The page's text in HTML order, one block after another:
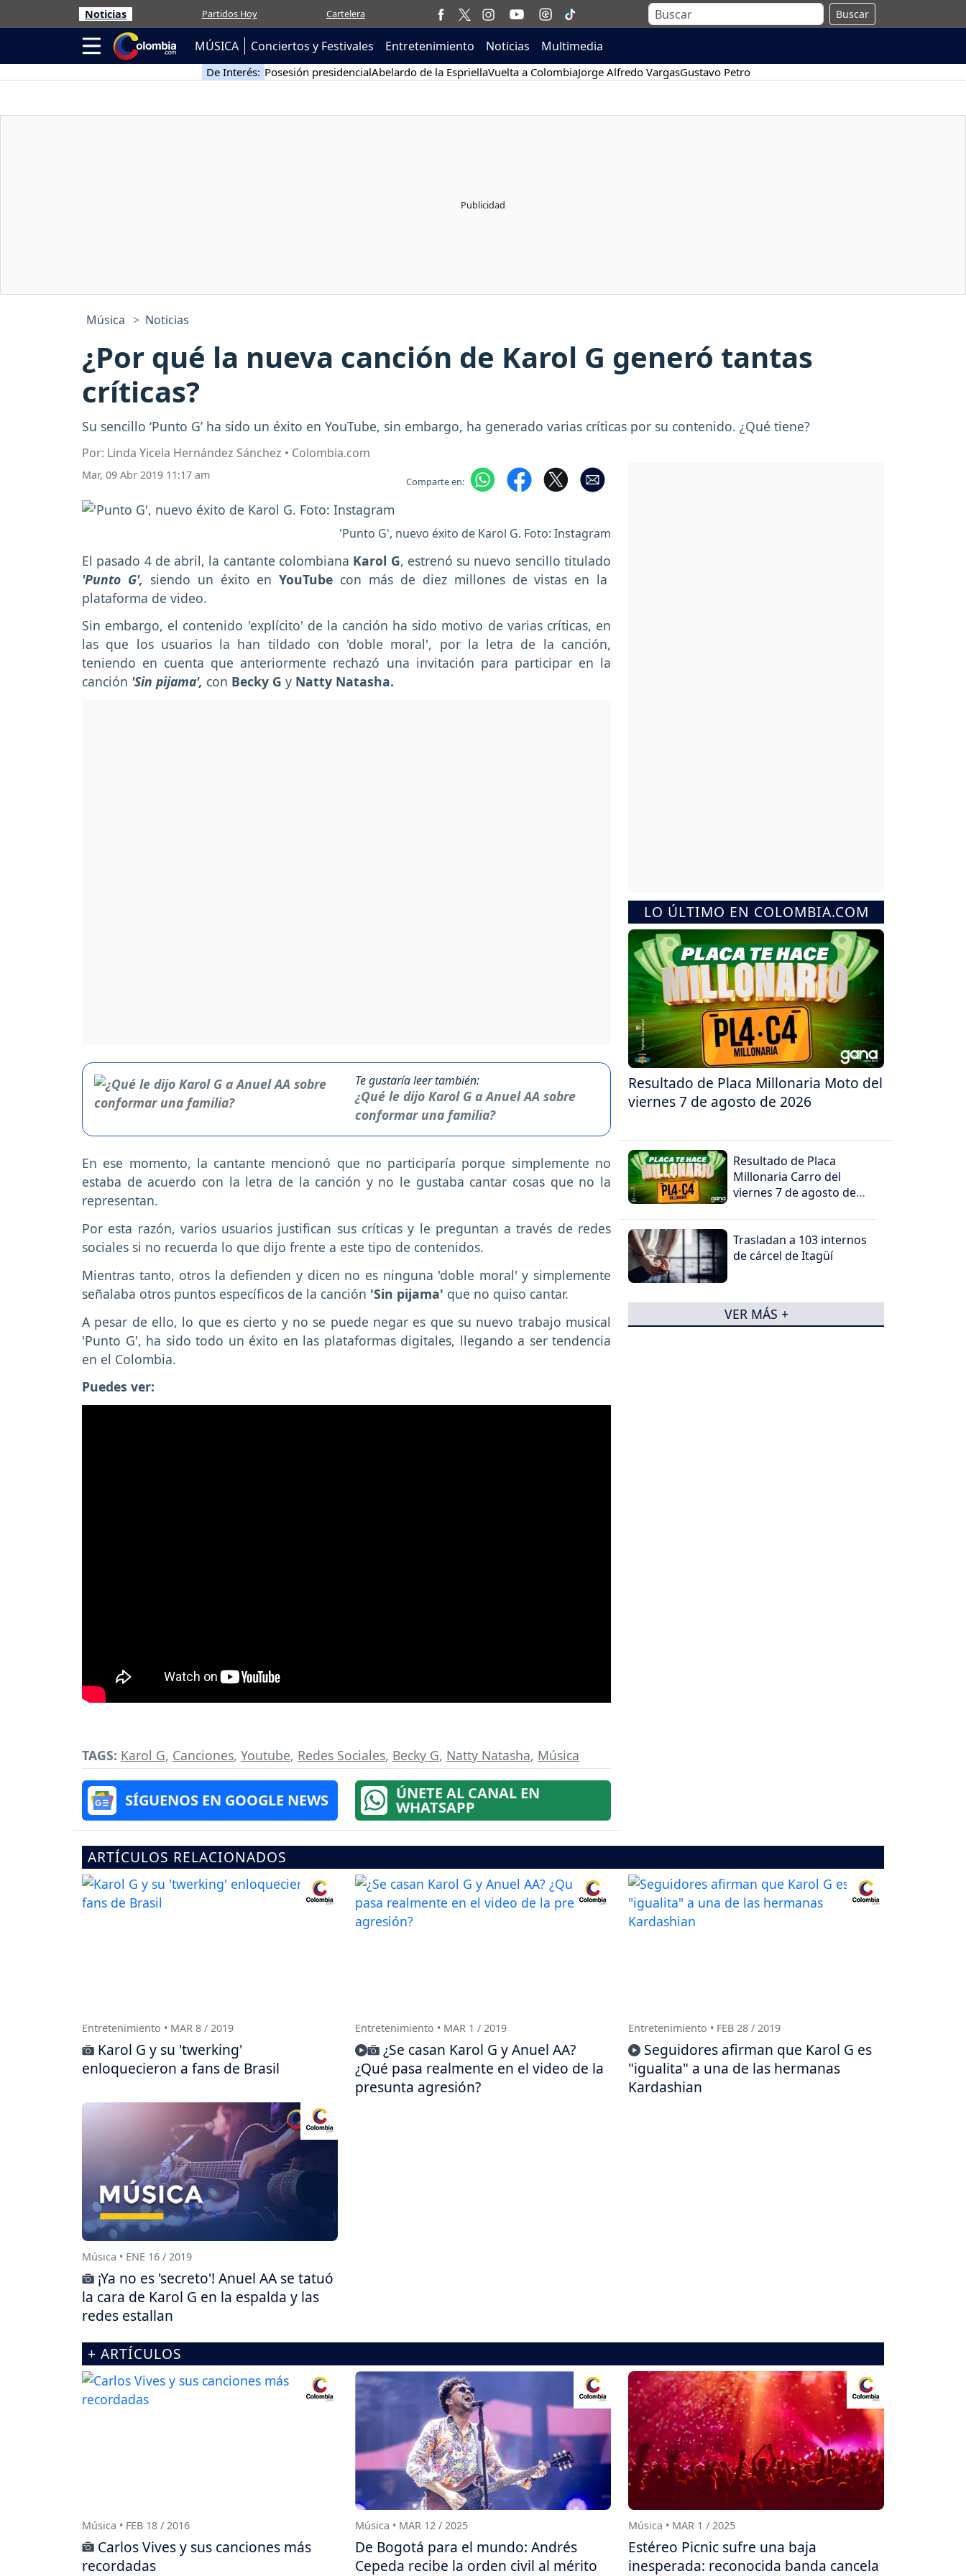
Noticias Partidos Hoy Cartelera Buscar
MÚSICA Conciertos y Festivales Entretenimiento Noticias Multimedia
De Interés: Posesión presidencialAbelardo de la EspriellaVuelta a ColombiaJorge Alfredo VargasGustavo Petro
Música Noticias
¿Por qué la nueva canción de Karol G generó tantas
críticas?
Su sencillo ‘Punto G’ ha sido un éxito en YouTube, sin embargo, ha generado varias críticas por su contenido. ¿Qué tiene?
Por: Linda Yicela Hernández Sánchez • Colombia.com
Mar, 09 Abr 2019 11:17 am Comparte en:
'Punto G', nuevo éxito de Karol G. Foto: Instagram
El pasado 4 de abril, la cantante colombiana Karol G, estrenó su nuevo sencillo titulado
'Punto G', siendo un éxito enYouTube con más de diez millones de vistas en la
plataforma de video.
Sin embargo, el contenido 'explícito' de la canción ha sido motivo de varias críticas, en
las que los usuarios la han tildado con 'doble moral', por la letra de la canción,
teniendo en cuenta que anteriormente rechazó una invitación para participar en la
canción 'Sin pijama', con Becky G y Natty Natasha.
Te gustaría leer también:
¿Qué le dijo Karol G a Anuel AA sobre
conformar una familia?
En ese momento, la cantante mencionó que no participaría porque simplemente no
estaba de acuerdo con la letra de la canción y no le gustaba cantar cosas que no la
representan.
Por esta razón, varios usuarios justifican sus críticas y le preguntan a través de redes
sociales si no recuerda lo que dijo frente a este tipo de contenidos.
Mientras tanto, otros la defienden y dicen no es ninguna 'doble moral' y simplemente
señalaba otros puntos específicos de la canción 'Sin pijama' que no quiso cantar.
A pesar de ello, lo que es cierto y no se puede negar es que su nuevo trabajo musical
'Punto G', ha sido todo un éxito en las plataformas digitales, llegando a ser tendencia
en el Colombia.
Puedes ver:
TAGS: Karol G, Canciones, Youtube, Redes Sociales, Becky G, Natty Natasha, Música
SÍGUENOS EN GOOGLE NEWS ÚNETE AL CANAL EN
WHATSAPP
LO ÚLTIMO EN COLOMBIA.COM
Resultado de Placa Millonaria Moto del
viernes 7 de agosto de 2026
Resultado de Placa
Millonaria Carro del
viernes 7 de agosto de
Trasladan a 103 internos
de cárcel de Itagüí
VER MÁS +
ARTÍCULOS RELACIONADOS
Entretenimiento • MAR 8 / 2019
Karol G y su 'twerking'
enloquecieron a fans de Brasil
Entretenimiento • MAR 1 / 2019
¿Se casan Karol G y Anuel AA?
¿Qué pasa realmente en el video de la
presunta agresión?
Entretenimiento • FEB 28 / 2019
Seguidores afirman que Karol G es
"igualita" a una de las hermanas
Kardashian
Música • ENE 16 / 2019
¡Ya no es 'secreto'! Anuel AA se tatuó
la cara de Karol G en la espalda y las
redes estallan
+ ARTÍCULOS
Música • FEB 18 / 2016
Carlos Vives y sus canciones más
recordadas
Música • MAR 12 / 2025
De Bogotá para el mundo: Andrés
Cepeda recibe la orden civil al mérito
Música • MAR 1 / 2025
Estéreo Picnic sufre una baja
inesperada: reconocida banda cancela